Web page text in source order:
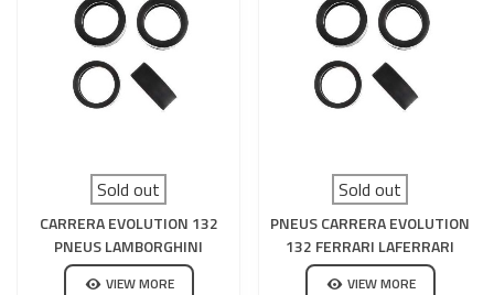
Sold out
CARRERA EVOLUTION 132
PNEUS LAMBORGHINI
HURACAN GT3
VIEW MORE
Sold out
PNEUS CARRERA EVOLUTION
132 FERRARI LAFERRARI
VIEW MORE